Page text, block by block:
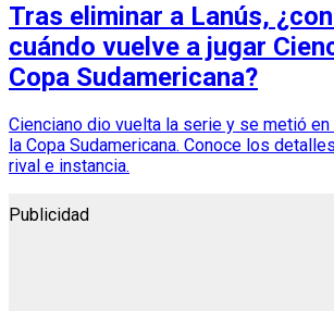
Tras eliminar a Lanús,
cuándo vuelve a jugar
Copa Sudamericana?
Cienciano dio vuelta la serie y se metió
la Copa Sudamericana. Conoce los
rival e instancia.
Publicidad